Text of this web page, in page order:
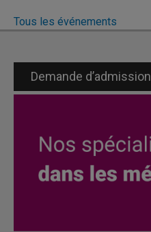
Tous les événements
Demande d’admission